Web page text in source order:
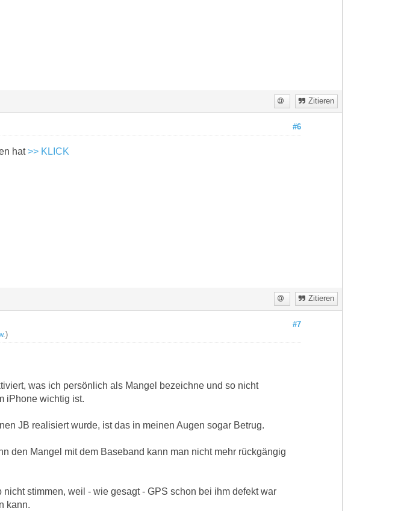
Zitieren
#6
hat>> KLICK
Zitieren
#7
.)
was ich persönlich als Mangel bezeichne und so nicht
iPhone wichtig ist.
JB realisiert wurde, ist das in meinen Augen sogar Betrug.
den Mangel mit dem Baseband kann man nicht mehr rückgängig
stimmen, weil - wie gesagt - GPS schon bei ihm defekt war
kann.